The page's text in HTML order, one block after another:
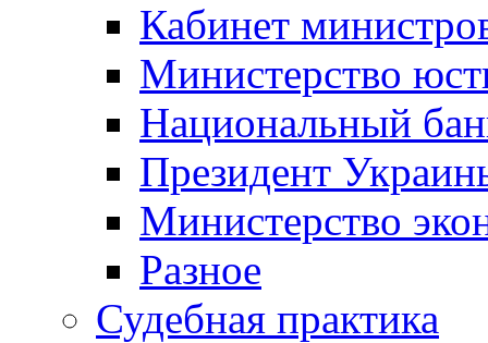
Кабинет
Министерство
Национальный
Президент
Министерство
Разное
Судебная практика